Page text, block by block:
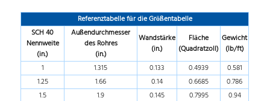
Referenztabelle für die Größentabelle
SCH 40
Nennweite
(in.)
Außendurchmesser
des Rohres
(in.)
Wandstärke
(in.)
Fläche
(Quadratzoll)
Gewicht
(lb/ft)
1
1.315 0.133 0.4939
0.581
1.25
1.66 0.14 0.6685
0.786
1.5
1.9 0.145 0.7995
0.94